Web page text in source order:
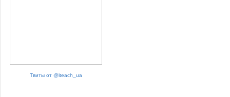
Твиты от @iteach_ua